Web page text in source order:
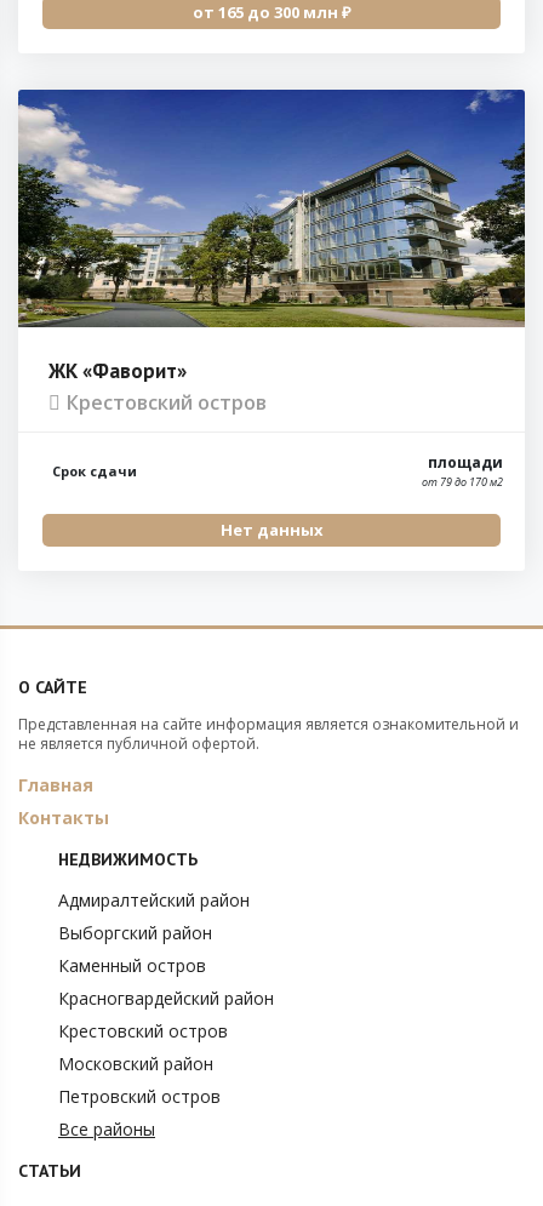
от 165 до 300 млн ₽
ЖК «Фаворит»
Крестовский остров
Срок сдачи площади
от 79 до 170 м2
Нет данных
О САЙТЕ
Представленная на сайте информация является ознакомительной и
не является публичной офертой.
Главная
Контакты
НЕДВИЖИМОСТЬ
Адмиралтейский район
Выборгский район
Каменный остров
Красногвардейский район
Крестовский остров
Московский район
Петровский остров
Все районы
СТАТЬИ